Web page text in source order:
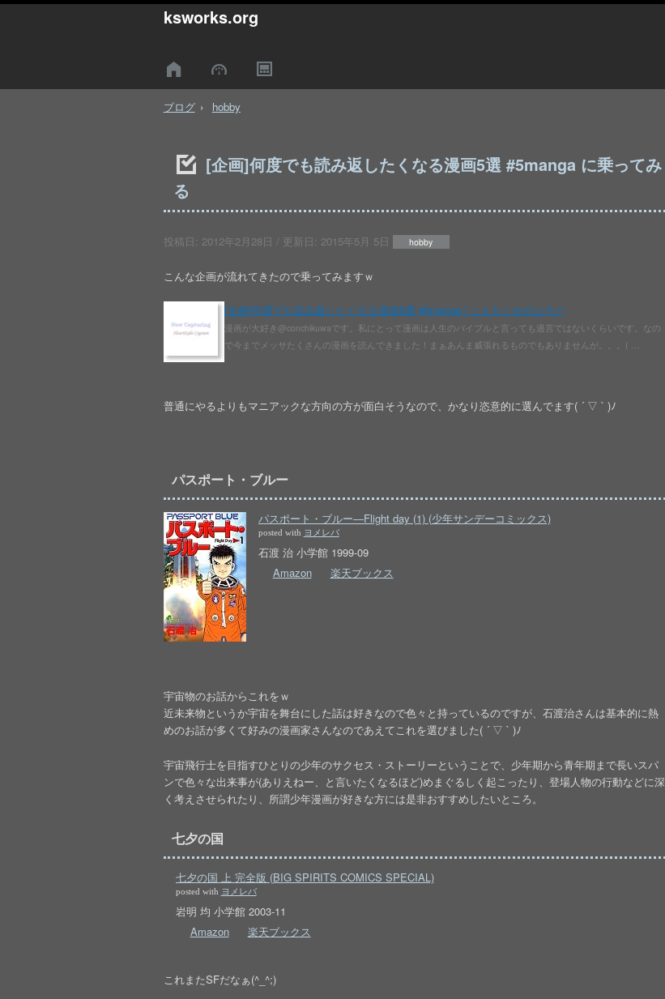
ksworks.org
ブログ hobby
[企画]何度でも読み返したくなる漫画5選 #5manga に乗ってみ
る
投稿日: 2012年2月28日 / 更新日: 2015年5月 5日 hobby
こんな企画が流れてきたので乗ってみますｗ
[企画]何度でも読み返したくなる漫画5選 #5manga | こんちくわのぶろぐ
漫画が大好き@conchikuwaです。私にとって漫画は人生のバイブルと言っても過言ではないくらいです。なの
で今までメッサたくさんの漫画を読んできました！まぁあんま威張れるものでもありませんが。。。( …
普通にやるよりもマニアックな方向の方が面白そうなので、かなり恣意的に選んでます( ´ ▽ ` )ﾉ
パスポート・ブルー
パスポート・ブルー―Flight day (1) (少年サンデーコミックス)
posted with ヨメレバ
石渡 治 小学館 1999-09
Amazon
楽天ブックス
宇宙物のお話からこれをｗ
近未来物というか宇宙を舞台にした話は好きなので色々と持っているのですが、石渡治さんは基本的に熱
めのお話が多くて好みの漫画家さんなのであえてこれを選びました( ´ ▽ ` )ﾉ
宇宙飛行士を目指すひとりの少年のサクセス・ストーリーということで、少年期から青年期まで長いスパ
ンで色々な出来事が(ありえねー、と言いたくなるほど)めまぐるしく起こったり、登場人物の行動などに深
く考えさせられたり、所謂少年漫画が好きな方には是非おすすめしたいところ。
七夕の国
七夕の国 上 完全版 (BIG SPIRITS COMICS SPECIAL)
posted with ヨメレバ
岩明 均 小学館 2003-11
Amazon
楽天ブックス
これまたSFだなぁ(^_^;)